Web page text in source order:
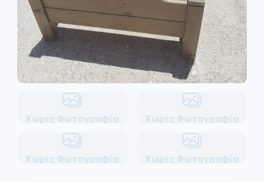
Χωρίς Φωτογραφία Χωρίς Φωτογραφία
Χωρίς Φωτογραφία Χωρίς Φωτογραφία